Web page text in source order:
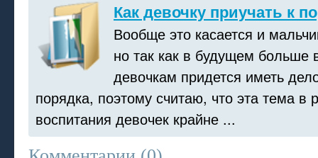
Как девочку приучать к
Вообще это касается и
но так как в будущем больше
девочкам придется иметь
порядка, поэтому считаю, что эта тема в
воспитания девочек крайне ...